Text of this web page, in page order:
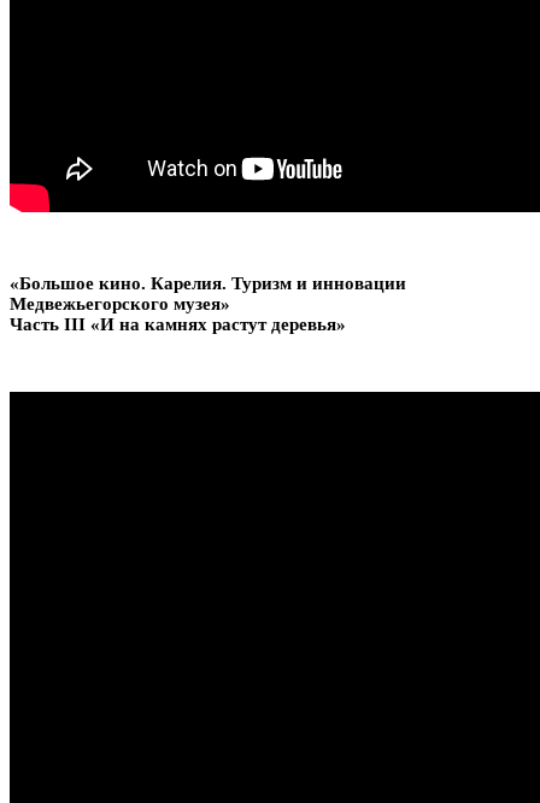
«Большое кино. Карелия. Туризм и инновации
Медвежьегорского музея»
Часть III «И на камнях растут деревья»